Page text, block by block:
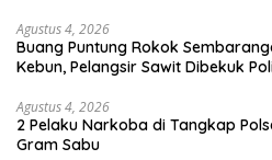
Agustus 4, 2026
Buang Puntung Rokok
Kebun, Pelangsir Sawit Dibekuk
Agustus 4, 2026
2 Pelaku Narkoba di Tangkap
Gram Sabu